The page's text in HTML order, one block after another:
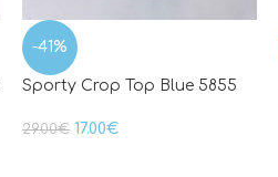
-41%
Sporty Crop Top Blue 5855
29.00€ 17.00€